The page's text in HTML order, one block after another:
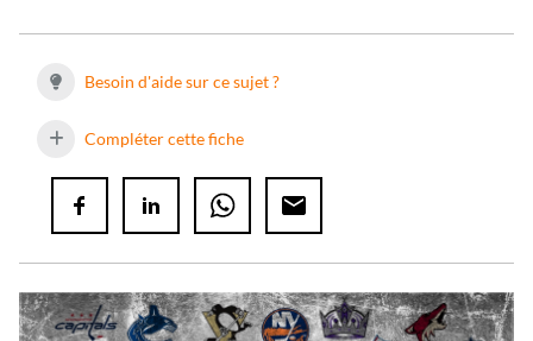
Besoin d'aide sur ce sujet ?
Compléter cette fiche